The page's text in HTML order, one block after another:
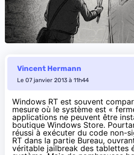
Vincent Hermann
Le 07 janvier 2013 à 11h44
Windows RT est souvent
mesure où le système est «
applications ne peuvent être
boutique Windows Store.
réussi à exécuter du code non-
RT dans la partie Bureau,
véritable jailbreak des tablettes